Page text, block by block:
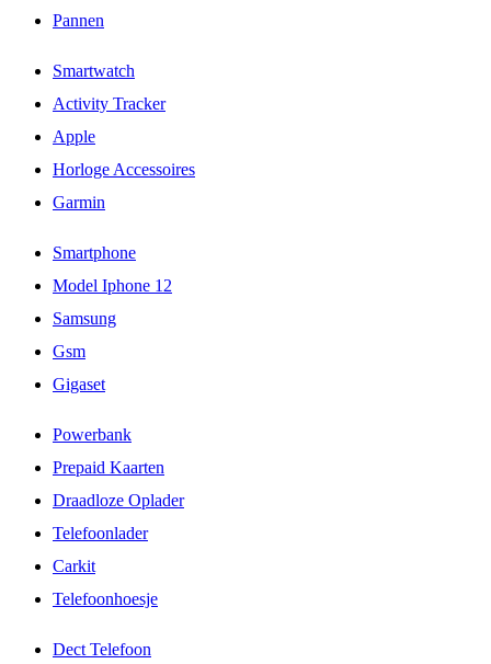
Pannen
Smartwatch
Activity Tracker
Apple
Horloge Accessoires
Garmin
Smartphone
Model Iphone 12
Samsung
Gsm
Gigaset
Powerbank
Prepaid Kaarten
Draadloze Oplader
Telefoonlader
Carkit
Telefoonhoesje
Dect Telefoon